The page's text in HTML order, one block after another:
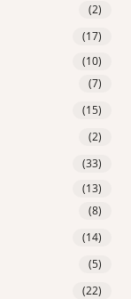
(2)
(17)
(10)
(7)
(15)
(2)
(33)
(13)
(8)
(14)
(5)
(22)